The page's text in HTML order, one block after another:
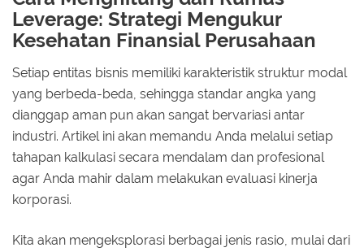
Leverage: Strategi Mengukur
Kesehatan Finansial Perusahaan
Setiap entitas bisnis memiliki karakteristik struktur modal
yang berbeda-beda, sehingga standar angka yang
dianggap aman pun akan sangat bervariasi antar
industri. Artikel ini akan memandu Anda melalui setiap
tahapan kalkulasi secara mendalam dan profesional
agar Anda mahir dalam melakukan evaluasi kinerja
korporasi.
Kita akan mengeksplorasi berbagai jenis rasio, mulai dari